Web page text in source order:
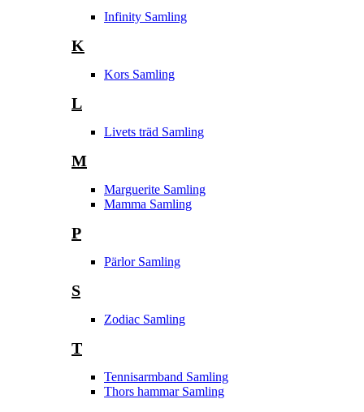
Infinity Samling
K
Kors Samling
L
Livets träd Samling
M
Marguerite Samling
Mamma Samling
P
Pärlor Samling
S
Zodiac Samling
T
Tennisarmband Samling
Thors hammar Samling